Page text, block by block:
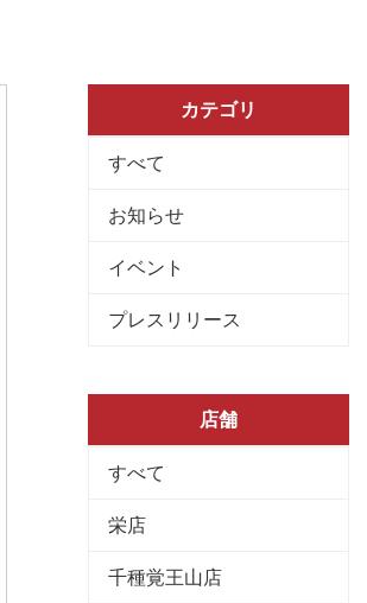
カテゴリ
すべて
お知らせ
イベント
プレスリリース
店舗
すべて
栄店
千種覚王山店